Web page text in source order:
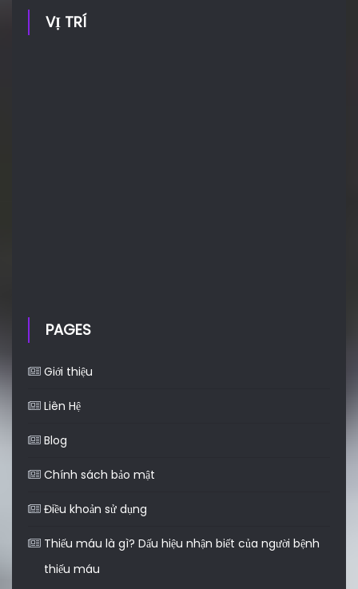
VỊ TRÍ
PAGES
Giới thiệu
Liên Hệ
Blog
Chính sách bảo mật
Điều khoản sử dụng
Thiếu máu là gì? Dấu hiệu nhận biết của người bệnh
thiếu máu